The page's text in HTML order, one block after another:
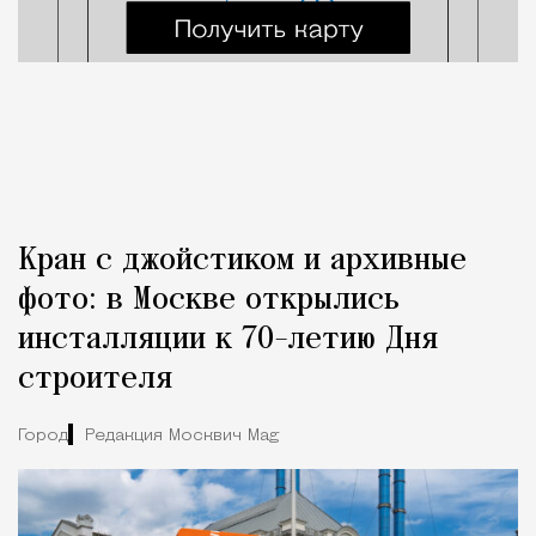
Кран с джойстиком и архивные
фото: в Москве открылись
инсталляции к 70-летию Дня
строителя
Город Редакция Москвич Mag